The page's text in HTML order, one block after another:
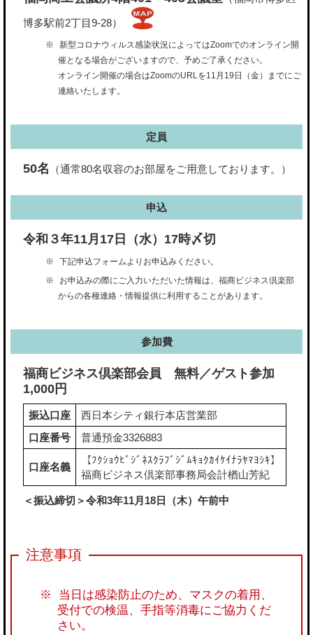
博多駅前2丁目9-28）
新型コロナウィルス感染状況によってはZoomでのオンライン開
催となる場合がございますので、予めご了承ください。
オンライン開催の場合はZoomのURLを11月19日（金）までにご
連絡いたします。
定員
50名 （通常80名収容のお部屋をご用意しております。）
申込
令和３年11月17日（水）17時〆切
下記申込フォームよりお申込みください。
お申込みの際にご入力いただいた情報は、福商ビジネス倶楽部
からの各種連絡・情報提供に利用することがあります。
参加費
福商ビジネス倶楽部会員 無料／ゲスト参加
1,000円
振込口座
西日本シティ銀行本店営業部
口座番号
普通預金3326883
口座名義
【ﾌｸｼｮｳﾋﾞｼﾞﾈｽｸﾗﾌﾞｼﾞﾑｷｮｸｶｲｹｲﾅﾗﾔﾏﾖｼｷ】
福商ビジネス倶楽部事務局会計楢山芳紀
＜振込締切＞令和3年11月18日（木）午前中
当日は感染防止のため、マスクの着用、
受付での検温、手指等消毒にご協力くだ
さい。